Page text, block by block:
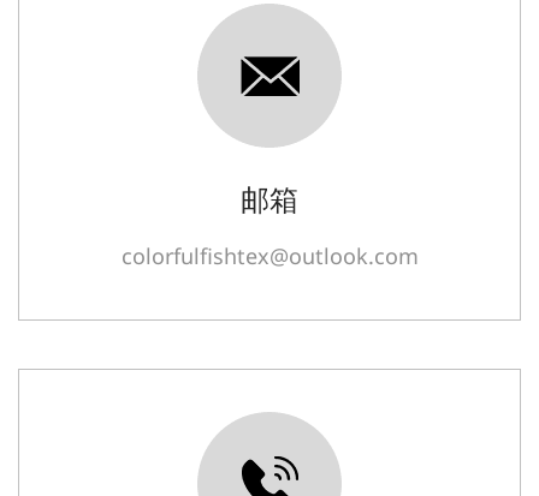
邮箱
colorfulfishtex@outlook.com